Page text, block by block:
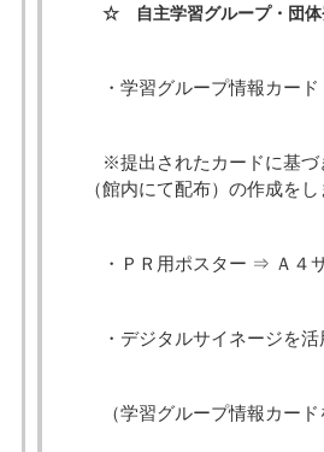
☆ 自主学習グループ・団体
・学習グループ情報カ
※提出されたカードに基づ
（館内にて配布）の作成を
・ＰＲ用ポスター ⇒ Ａ４
・デジタルサイネージを
（学習グループ情報カー